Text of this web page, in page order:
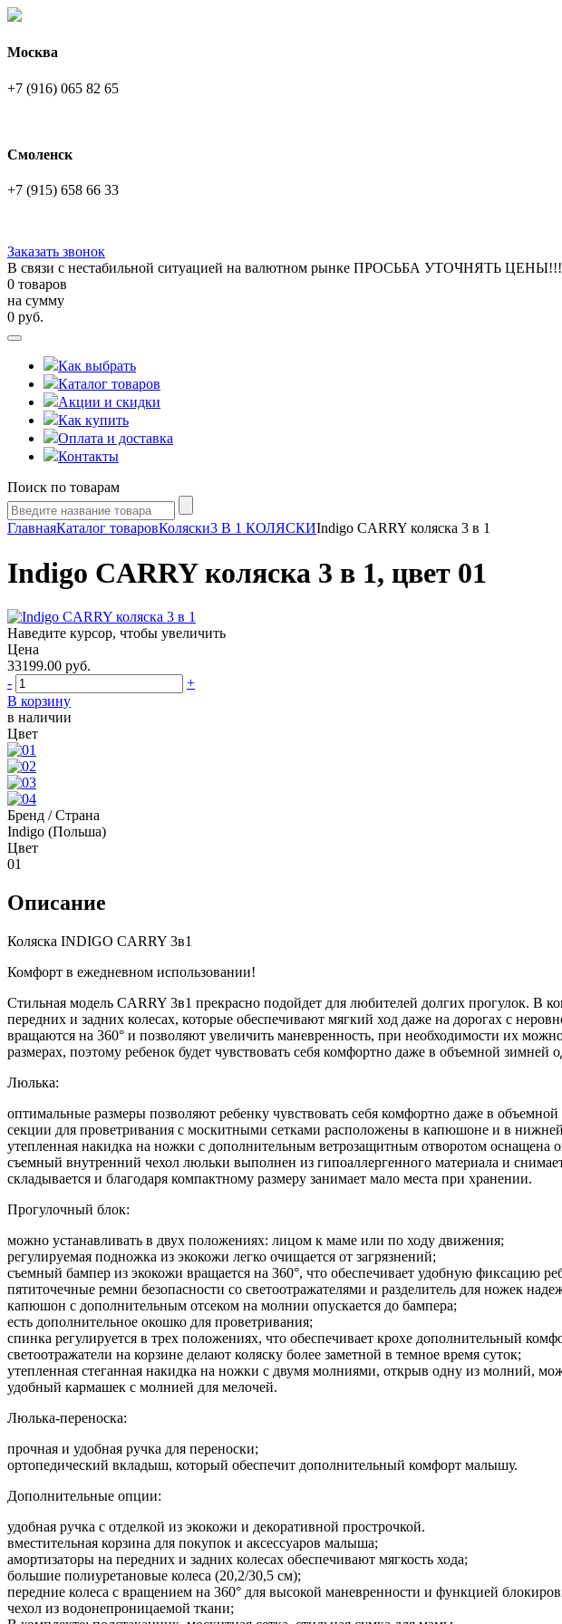
Москва
+7 (916) 065 82 65
Смоленск
+7 (915) 658 66 33
Заказать звонок
В связи с нестабильной ситуацией на валютном рынке ПРОСЬБА УТОЧНЯТЬ ЦЕНЫ!!!
0 товаров
на сумму
0 руб.
Как выбрать
Каталог товаров
Акции и скидки
Как купить
Оплата и доставка
Контакты
Поиск по товарам
ГлавнаяКаталог товаровКоляски3 В 1 КОЛЯСКИIndigo CARRY коляска 3 в 1
Indigo CARRY коляска 3 в 1, цвет 01
Наведите курсор, чтобы увеличить
Цена
33199.00 руб.
-
+
В корзину
в наличии
Цвет
Бренд / Страна
Indigo (Польша)
Цвет
01
Описание
Коляска INDIGO CARRY 3в1
Комфорт в ежедневном использовании!
Стильная модель CARRY 3в1 прекрасно подойдет для любителей долгих прогулок. В
передних и задних колесах, которые обеспечивают мягкий ход даже на дорогах с
вращаются на 360° и позволяют увеличить маневренность, при необходимости их
размерах, поэтому ребенок будет чувствовать себя комфортно даже в объемной зимней
Люлька:
оптимальные размеры позволяют ребенку чувствовать себя комфортно даже в объемной
секции для проветривания с москитными сетками расположены в капюшоне и в
утепленная накидка на ножки с дополнительным ветрозащитным отворотом оснащена
съемный внутренний чехол люльки выполнен из гипоаллергенного материала и
складывается и благодаря компактному размеру занимает мало места при хранении.
Прогулочный блок:
можно устанавливать в двух положениях: лицом к маме или по ходу движения;
регулируемая подножка из экокожи легко очищается от загрязнений;
съемный бампер из экокожи вращается на 360°, что обеспечивает удобную фиксацию
пятиточечные ремни безопасности со светоотражателями и разделитель для ножек
капюшон с дополнительным отсеком на молнии опускается до бампера;
есть дополнительное окошко для проветривания;
спинка регулируется в трех положениях, что обеспечивает крохе дополнительный
светоотражатели на корзине делают коляску более заметной в темное время суток;
утепленная стеганная накидка на ножки с двумя молниями, открыв одну из молний,
удобный кармашек с молнией для мелочей.
Люлька-переноска:
прочная и удобная ручка для переноски;
ортопедический вкладыш, который обеспечит дополнительный комфорт малышу.
Дополнительные опции:
удобная ручка с отделкой из экокожи и декоративной прострочкой.
вместительная корзина для покупок и аксессуаров малыша;
амортизаторы на передних и задних колесах обеспечивают мягкость хода;
большие полиуретановые колеса (20,2/30,5 см);
передние колеса с вращением на 360° для высокой маневренности и функцией
чехол из водонепроницаемой ткани;